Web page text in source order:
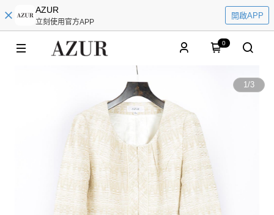
AZUR
立刻使用官方APP
開啟APP
0
1/3